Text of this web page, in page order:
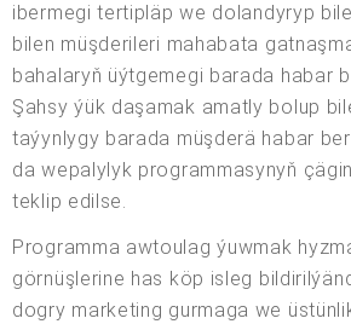
ibermegi tertipläp we dolandyryp
bilen müşderileri mahabata
bahalaryň üýtgemegi barada habar
Şahsy ýük daşamak amatly bolup
taýynlygy barada müşderä habar
da wepalylyk programmasynyň
teklip edilse.
Programma awtoulag ýuwmak
görnüşlerine has köp isleg
dogry marketing gurmaga we